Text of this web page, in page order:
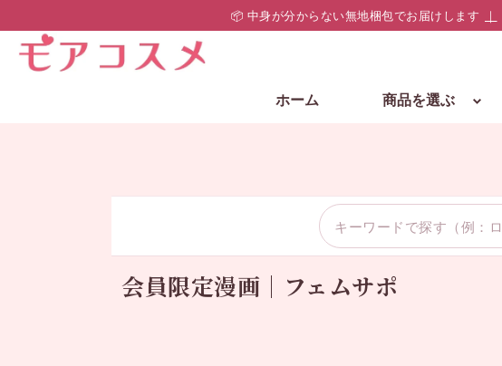
ホーム 商品を選ぶ
会員限定漫画｜フェムサポ
📦 中身が分からない無地梱包でお届けします